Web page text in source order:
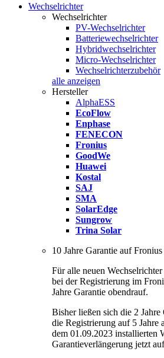
Wechselrichter
Wechselrichter
PV-Wechselrichter
Batteriewechselrichter
Hybridwechselrichter
Micro-Wechselrichter
Wechselrichterzubehör
alle anzeigen
Hersteller
AlphaESS
EcoFlow
Enphase
FENECON
Fronius
GoodWe
Huawei
Kostal
SAJ
SMA
SolarEdge
Sungrow
Trina Solar
10 Jahre Garantie auf Fronius
Für alle neuen
bei der Registrierung im
Jahre Garantie obendrauf.
Bisher ließen sich die 2
die Registrierung auf 5 Jahre
dem 01.09.2023 installierten
Garantieverlängerung jetzt